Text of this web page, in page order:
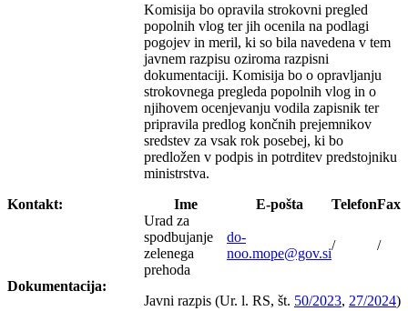
Komisija bo opravila strokovni pregled
popolnih vlog ter jih ocenila na podlagi
pogojev in meril, ki so bila navedena v tem
javnem razpisu oziroma razpisni
dokumentaciji. Komisija bo o opravljanju
strokovnega pregleda popolnih vlog in o
njihovem ocenjevanju vodila zapisnik ter
pripravila predlog končnih prejemnikov
sredstev za vsak rok posebej, ki bo
predložen v podpis in potrditev predstojniku
ministrstva.
Kontakt:
Ime E-pošta TelefonFax
Urad za
spodbujanje
zelenega
prehoda
do-
noo.mope@gov.si
/ /
Dokumentacija:
Javni razpis (Ur. l. RS, št. 50/2023, 27/2024)